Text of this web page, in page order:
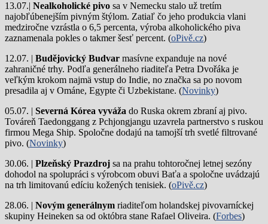
13.07.| Nealkoholické pivo sa v Nemecku stalo už tretím
najobľúbenejším pivným štýlom. Zatiaľ čo jeho produkcia vlani
medziročne vzrástla o 6,5 percenta, výroba alkoholického piva
zaznamenala pokles o takmer šesť percent. (oPivě.cz)
12.07. | Budějovický Budvar masívne expanduje na nové
zahraničné trhy. Podľa generálneho riaditeľa Petra Dvořáka je
veľkým krokom najmä vstup do Indie, no značka sa po novom
presadila aj v Ománe, Egypte či Uzbekistane. (Novinky)
05.07. | Severná Kórea vyváža do Ruska okrem zbraní aj pivo.
Továreň Taedonggang z Pchjongjangu uzavrela partnerstvo s ruskou
firmou Mega Ship. Spoločne dodajú na tamojší trh svetlé filtrované
pivo. (Novinky)
30.06. | Plzeňský Prazdroj sa na prahu tohtoročnej letnej sezóny
dohodol na spolupráci s výrobcom obuvi Baťa a spoločne uvádzajú
na trh limitovanú edíciu kožených tenisiek. (oPivě.cz)
28.06. | Novým generálnym riaditeľom holandskej pivovarníckej
skupiny Heineken sa od októbra stane Rafael Oliveira. (Forbes)